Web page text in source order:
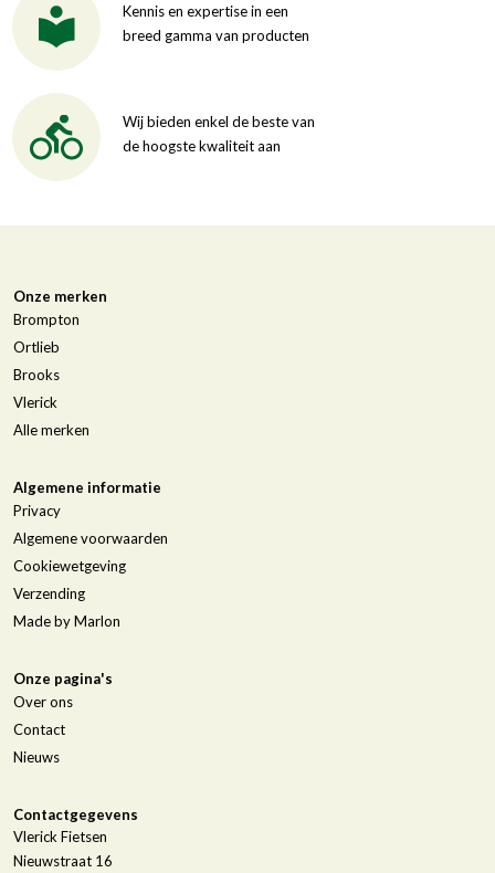
Kennis en expertise in een
breed gamma van producten
Wij bieden enkel de beste van
de hoogste kwaliteit aan
Onze merken
Brompton
Ortlieb
Brooks
Vlerick
Alle merken
Algemene informatie
Privacy
Algemene voorwaarden
Cookiewetgeving
Verzending
Made by Marlon
Onze pagina's
Over ons
Contact
Nieuws
Contactgegevens
Vlerick Fietsen
Nieuwstraat 16